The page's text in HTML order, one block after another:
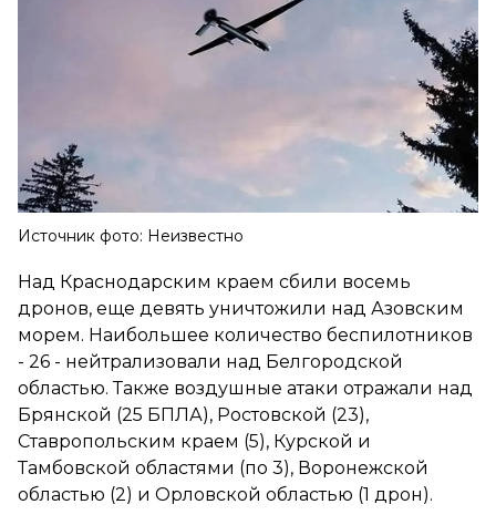
Источник фото: Неизвестно
Над Краснодарским краем сбили восемь
дронов, еще девять уничтожили над Азовским
морем. Наибольшее количество беспилотников
- 26 - нейтрализовали над Белгородской
областью. Также воздушные атаки отражали над
Брянской (25 БПЛА), Ростовской (23),
Ставропольским краем (5), Курской и
Тамбовской областями (по 3), Воронежской
областью (2) и Орловской областью (1 дрон).